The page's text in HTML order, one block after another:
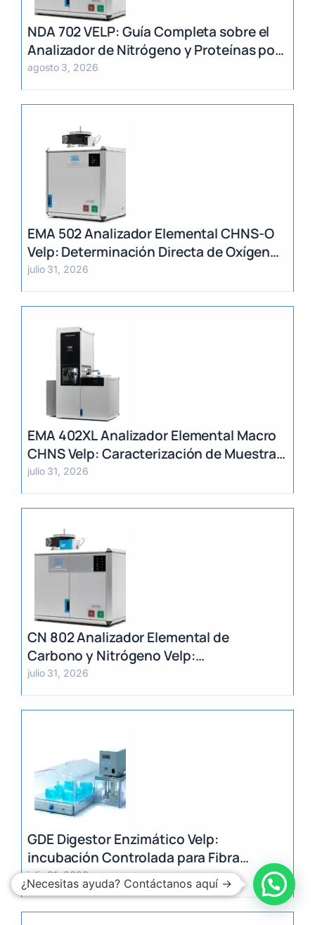
NDA 702 VELP: Guía Completa sobre el
Analizador de Nitrógeno y Proteínas por
Método Dumas
agosto 3, 2026
EMA 502 Analizador Elemental CHNS-O
Velp: Determinación Directa de Oxígeno
y Análisis Multiparámetro
julio 31, 2026
EMA 402XL Analizador Elemental Macro
CHNS Velp: Caracterización de Muestras
Heterogéneas y Grandes Volúmenes
julio 31, 2026
CN 802 Analizador Elemental de
Carbono y Nitrógeno Velp:
Determinación Rápida por Método
Dumas (TC, TOC, TIC y TN)
julio 31, 2026
GDE Digestor Enzimático Velp:
incubación Controlada para Fibra
Dietética (AOAC)
julio 31, 2026
¿Necesitas ayuda? Contáctanos aquí →